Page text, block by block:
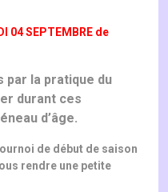
04 SEPTEMBRE de
la pratique du
durant ces
d’âge.
de début de saison
rendre une petite